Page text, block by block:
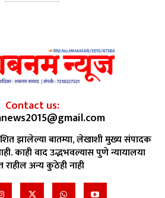
Contact us:
झालेल्या बातम्या, लेखाशी मुख्य संपादक
काही वाद उद्भभवल्यास पुणे न्यायालया
राहील अन्य कुठेही नाही